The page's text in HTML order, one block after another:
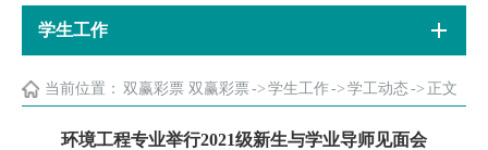
学生工作
当前位置： 双赢彩票 双赢彩票-> 学生工作-> 学工动态-> 正文
环境工程专业举行2021级新生与学业导师见面会